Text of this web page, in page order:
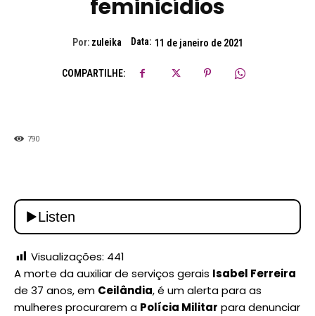
feminicídios
Por: zuleika Data: 11 de janeiro de 2021
COMPARTILHE:
790
Visualizações: 441
A morte da auxiliar de serviços gerais Isabel Ferreira
de 37 anos, em Ceilândia, é um alerta para as
mulheres procurarem a Polícia Militar para denunciar